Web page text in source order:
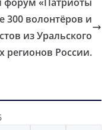
300 волонтёров и
из Уральского
регионов России.